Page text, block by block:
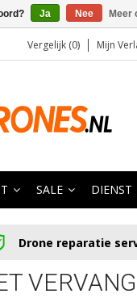
Vergelijk (0) Mijn
SALE DIENST
Drone reparatie
Ja Nee Meer